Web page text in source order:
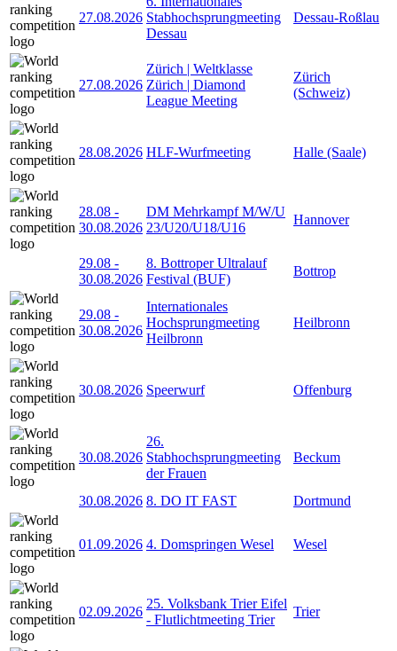
27.08.2026 Stabhochsprungmeeting
Dessau
Dessau-Roßlau
27.08.2026
Zürich | Weltklasse
Zürich | Diamond
League Meeting
Zürich
(Schweiz)
28.08.2026 HLF-Wurfmeeting Halle (Saale)
28.08 -
30.08.2026
DM Mehrkampf M/W/U
23/U20/U18/U16
Hannover
29.08 -
30.08.2026
8. Bottroper Ultralauf
Festival (BUF)
Bottrop
29.08 -
30.08.2026
Internationales
Hochsprungmeeting
Heilbronn
Heilbronn
30.08.2026 Speerwurf Offenburg
30.08.2026
26.
Stabhochsprungmeeting
der Frauen
Beckum
30.08.2026 8. DO IT FAST Dortmund
01.09.2026 4. Domspringen Wesel Wesel
02.09.2026
25. Volksbank Trier Eifel
- Flutlichtmeeting Trier
Trier